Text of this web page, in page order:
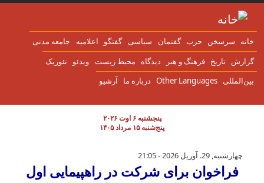
به محتوای اصلی
سرسخن حزب گفتمان سياسی گفتگو اعلاميه جامعه مدنی
تاریخ فرهنگ و هنر دیدگاه محیط زیست ویدئو تئوریک
Other Languages درباره ما آرشیو
پنجشنبه ۶ اوت ۲۰۲۶
پنج‌شنبه ۱۵ مرداد ۱۴۰۵
فراخوان برای شرکت در راهپیمایی اول ماه
چهارشنبه, 29. آوریل 2026 - 21:05
فراخوان برای شرکت در راهپیمایی اول